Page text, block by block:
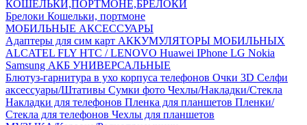
КОШЕЛЬКИ,ПОРТМОНЕ,БРЕЛОКИ
Брелоки Кошельки, портмоне
МОБИЛЬНЫЕ АКСЕССУАРЫ
Адаптеры для сим карт АККУМУЛЯТОРЫ МОБИЛЬНЫХ
ALCATEL FLY HTC / LENOVO Huawei IPhone LG Nokia
Samsung АКБ УНИВЕРСАЛЬНЫЕ
Блютуз-гарнитура в ухо корпуса телефонов Очки 3D Селфи
аксессуары/Штативы Сумки фото Чехлы/Накладки/Стекла
Накладки для телефонов Пленка для планшетов Пленки/
Стекла для телефонов Чехлы для планшетов